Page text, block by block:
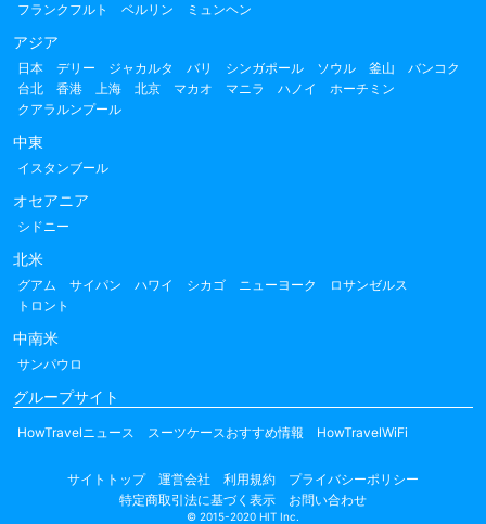
フランクフルト
ベルリン ミュンヘン
アジア
日本 デリー ジャカルタ バリ シンガポール ソウル 釜山
バンコク
台北
香港 上海 北京 マカオ マニラ ハノイ
ホーチミン
クアラルンプール
中東
イスタンブール
オセアニア
シドニー
北米
グアム サイパン ハワイ シカゴ ニューヨーク
ロサンゼルス
トロント
中南米
サンパウロ
グループサイト
HowTravelニュース スーツケースおすすめ情報 HowTravelWiFi
サイトトップ 運営会社 利用規約
プライバシーポリシー
特定商取引法に基づく表示
お問い合わせ
© 2015-2020 HIT Inc.